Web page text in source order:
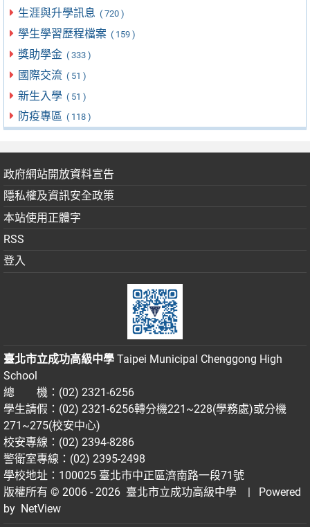
生涯與升學訊息 ( 720 )
學生學習歷程檔案 ( 159 )
獎助學金 ( 333 )
國際交流 ( 51 )
新生入學 ( 51 )
防疫專區 ( 118 )
政府網站開放資料宣告
隱私權及資訊安全政策
本站使用正體字
RSS
登入
臺北市立成功高級中學 Taipei Municipal Chenggong High
School
總 機：(02) 2321-6256
學生請假：(02) 2321-6256轉分機221~228(學務處)或分機
271~275(校安中心)
校安專線：(02) 2394-8286
警衛室專線：(02) 2395-2498
學校地址：100025 臺北市中正區濟南路一段71號
版權所有 © 2006 - 2026 臺北市立成功高級中學
| Powered
by NetView